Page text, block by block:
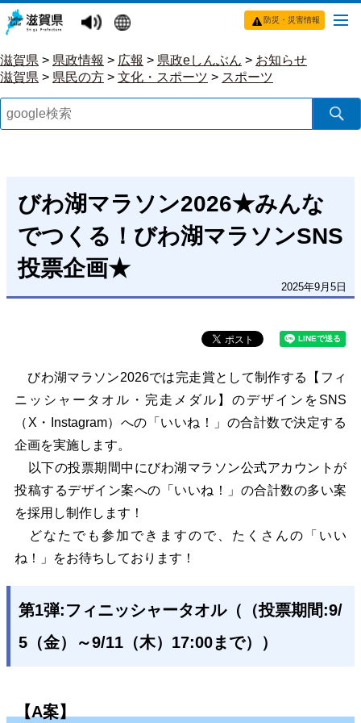
防災・災害情報
滋賀県 > 県政情報 > 広報 > 県政eしんぶん > お知らせ
滋賀県 > 県民の方 > 文化・スポーツ > スポーツ
びわ湖マラソン2026★みんな
でつくる！びわ湖マラソンSNS
投票企画★
2025年9月5日
びわ湖マラソン2026では完走賞として制作する【フィ
ニッシャータオル・完走メダル】のデザインをSNS
（X・Instagram）への「いいね！」の合計数で決定する
企画を実施します。
以下の投票期間中にびわ湖マラソン公式アカウントが
投稿するデザイン案への「いいね！」の合計数の多い案
を採用し制作します！
どなたでも参加できますので、たくさんの「いい
ね！」をお待ちしております！
第1弾:フィニッシャータオル（（投票期間:9/
5（金）～9/11（木）17:00まで））
【A案】